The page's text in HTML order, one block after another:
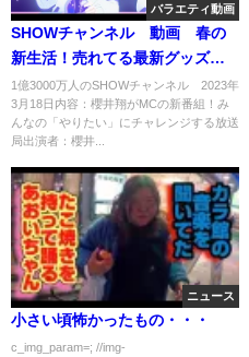
バラエティ動画
SHOWチャンネル 動画 春の
新生活！売れてる最新グッズ
SP 3月18日
1億3000万人のSHOWチャンネル 2023年
3月18日内容：櫻井翔がMCの新番組！み
んなの「やりたい」にチャレンジする放送
局出演者：櫻井...
ニュース
小さい頃怖かったもの・・・
c_img_param=; //img-